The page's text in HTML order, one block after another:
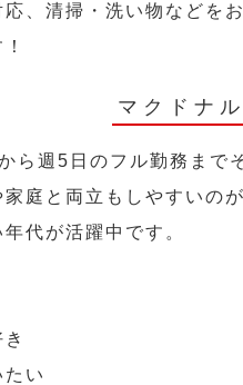
、清掃・洗い物などを
マクドナ
ら週5日のフル勤務ま
庭と両立もしやすいの
代が活躍中です。
い